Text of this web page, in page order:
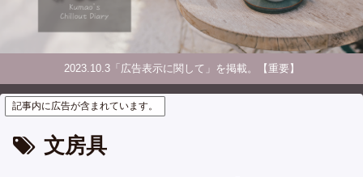
2023.10.3「広告表示に関して」を掲載。【重要】
記事内に広告が含まれています。
文房具